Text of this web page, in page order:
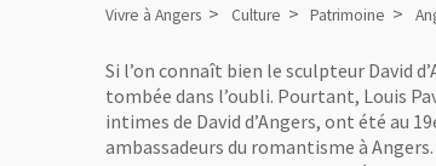
Vivre à Angers Culture Patrimoine
Si l’on connaît bien le sculpteur David
tombée dans l’oubli. Pourtant, Louis
intimes de David d’Angers, ont été au
ambassadeurs du romantisme à